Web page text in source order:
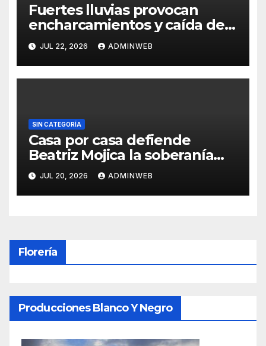
Fuertes lluvias provocan
encharcamientos y caída de
un árbol, sin daños graves en
Acapulco
JUL 22, 2026 ADMINWEB
SIN CATEGORÍA
Casa por casa defiende
Beatriz Mojica la soberanía
nacional en Tlapa
JUL 20, 2026 ADMINWEB
Florería
Producciones Blanco Y Negro